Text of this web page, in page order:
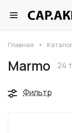
Главная
Marmo 24
Фильтр